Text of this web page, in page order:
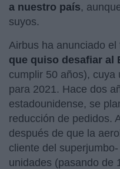
a nuestro país,
suyos.
Airbus ha anunciado el
que quiso desafiar al
cumplir 50 años), cuya
para 2021. Hace dos
estadounidense, se
reducción de pedidos.
después de que la
cliente del
unidades (pasando de